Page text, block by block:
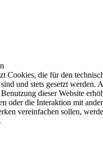
Cookies, die für den
und stets gesetzt werden.
dieser Website
oder die Interaktion mit
vereinfachen sollen,